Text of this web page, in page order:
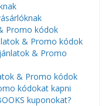
Promo kódok
& Promo kódok
& Promo
& Promo kódok
kódokat kapni
kuponokat?